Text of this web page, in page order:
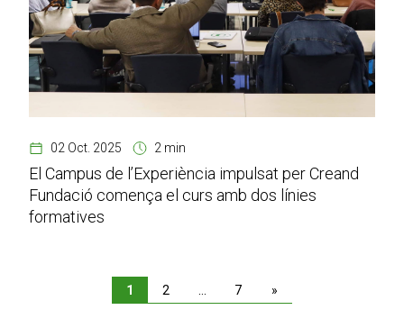
02 Oct. 2025 2 min
El Campus de l’Experiència impulsat per Creand
Fundació comença el curs amb dos línies
formatives
1 2 7 »